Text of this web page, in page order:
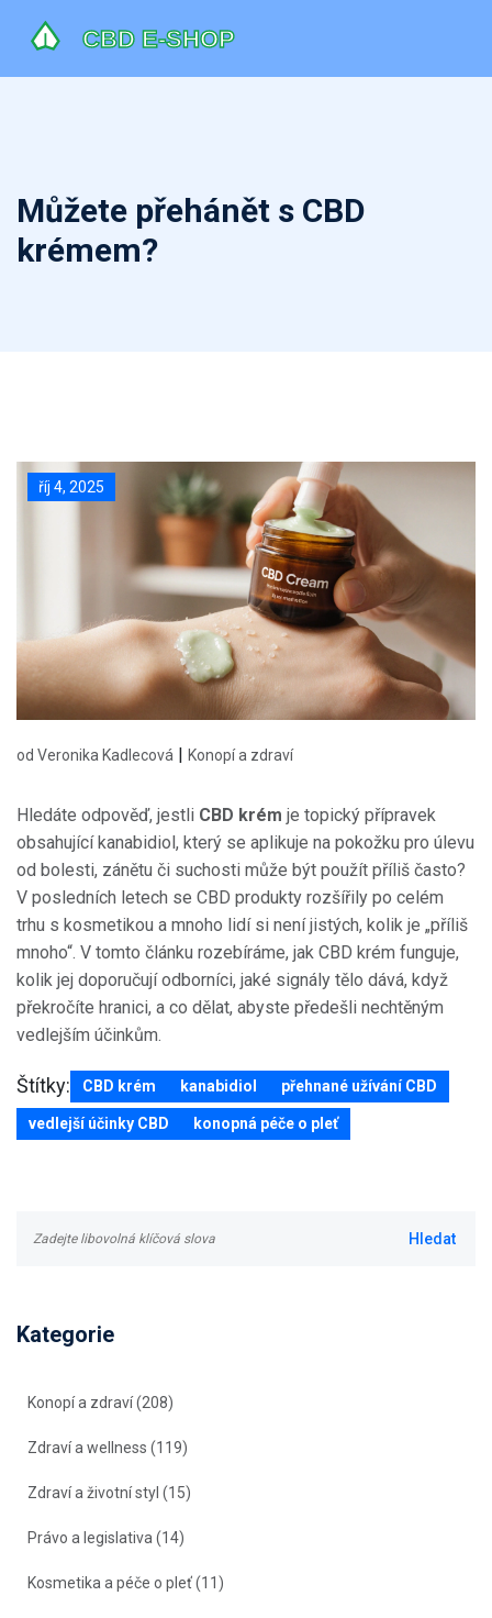
Můžete přehánět s CBD
krémem?
říj 4, 2025
od Veronika Kadlecová | Konopí a zdraví
Hledáte odpověď, jestli CBD krém je topický přípravek
obsahující kanabidiol, který se aplikuje na pokožku pro úlevu
od bolesti, zánětu či suchosti může být použít příliš často?
V posledních letech se CBD produkty rozšířily po celém
trhu s kosmetikou a mnoho lidí si není jistých, kolik je „příliš
mnoho“. V tomto článku rozebíráme, jak CBD krém funguje,
kolik jej doporučují odborníci, jaké signály tělo dává, když
překročíte hranici, a co dělat, abyste předešli nechtěným
vedlejším účinkům.
Štítky: CBD krém kanabidiol přehnané užívání CBD
vedlejší účinky CBD konopná péče o pleť
Kategorie
Konopí a zdraví(208)
Zdraví a wellness (119)
Zdraví a životní styl (15)
Právo a legislativa (14)
Kosmetika a péče o pleť(11)